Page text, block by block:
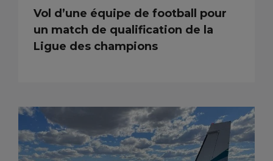
Vol d’une équipe de football pour
un match de qualification de la
Ligue des champions